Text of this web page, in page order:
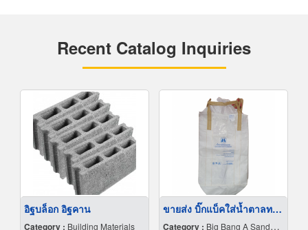
Recent Catalog Inquiries
อิฐบล็อก อิฐคาน
Category : Building Materials
ขายส่ง บิ๊กแบ็คใส่น้ำตาลทราย สมุทรปราการ
Category : Big Bang A Sandbag.